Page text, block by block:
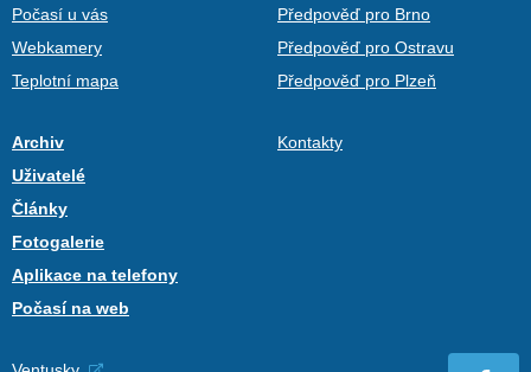
Počasí u vás
Webkamery
Teplotní mapa
Předpověď pro Brno
Předpověď pro Ostravu
Předpověď pro Plzeň
Archiv
Uživatelé
Články
Fotogalerie
Aplikace na telefony
Počasí na web
Kontakty